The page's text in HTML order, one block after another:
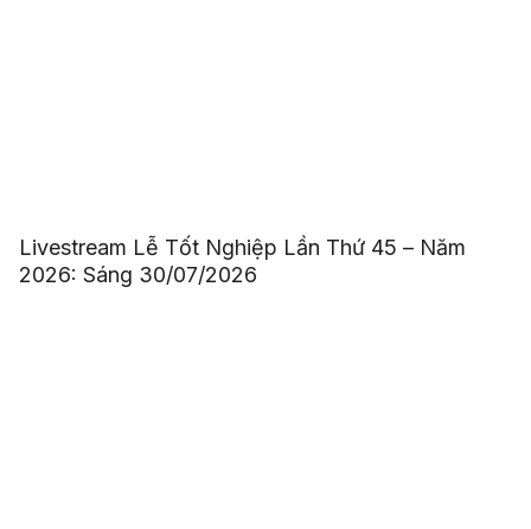
Livestream Lễ Tốt Nghiệp Lần Thứ 45 – Năm
2026: Sáng 30/07/2026